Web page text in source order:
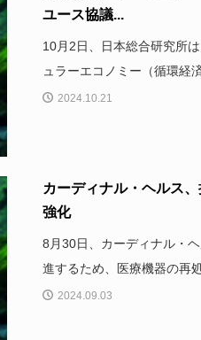
ユース協議...
10月2日、日本総合研究所
ュラーエコノミー（循環経
2024.10.21
カーディナル・ヘルス
強化
8月30日、カーディナル・
進するため、医療機器の再
2024.09.03